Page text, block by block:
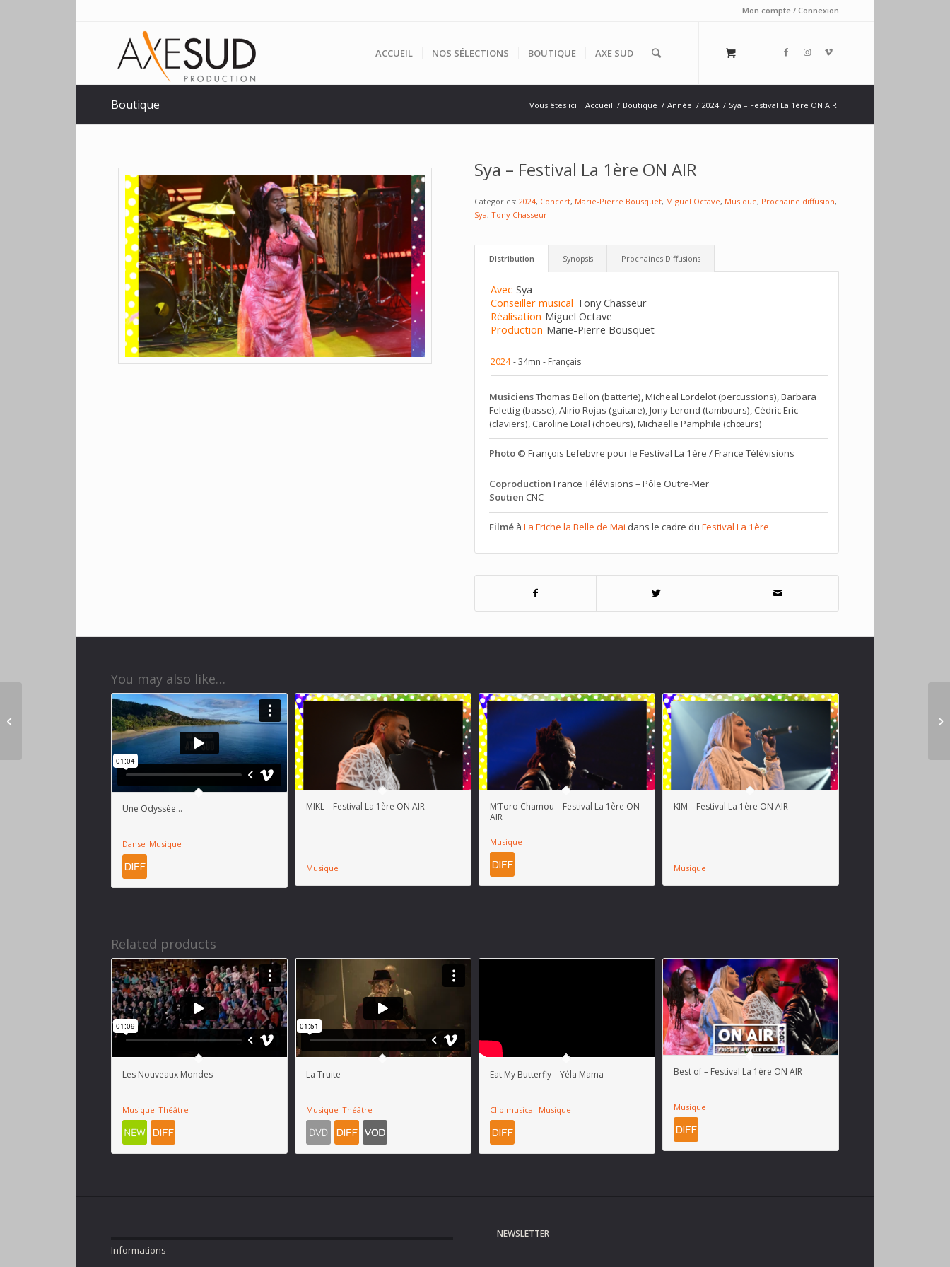
Mon compte / Connexion
ACCUEIL NOS SÉLECTIONS BOUTIQUE AXE SUD
Boutique Vous êtes ici : Accueil / Boutique / Année / 2024 / Sya – Festival La 1ère ON AIR
Sya – Festival La 1ère ON AIR
Categories: 2024, Concert, Marie-Pierre Bousquet, Miguel Octave, Musique, Prochaine diffusion,
Sya, Tony Chasseur
Distribution Synopsis Prochaines Diffusions
Avec Sya
Conseiller musical Tony Chasseur
Réalisation Miguel Octave
Production Marie-Pierre Bousquet
2024 - 34mn - Français
MusiciensThomas Bellon (batterie), Micheal Lordelot (percussions), Barbara
Felettig (basse), Alirio Rojas (guitare), Jony Lerond (tambours), Cédric Eric
(claviers), Caroline Loïal (choeurs), Michaëlle Pamphile (chœurs)
Photo © François Lefebvre pour le Festival La 1ère / France Télévisions
Coproduction France Télévisions – Pôle Outre-Mer
Soutien CNC
Filméà La Friche la Belle de Mai dans le cadre du Festival La 1ère
You may also like…
Une Odyssée…
Danse Musique
MIKL – Festival La 1ère ON AIR
Musique
M’Toro Chamou – Festival La 1ère ON
AIR
Musique
KIM – Festival La 1ère ON AIR
Musique
Related products
Les Nouveaux Mondes
Musique Théâtre
La Truite
Musique Théâtre
Eat My Butterfly – Yéla Mama
Clip musical Musique
Best of – Festival La 1ère ON AIR
Musique
Informations
NEWSLETTER
KIM – Festival La 1ère